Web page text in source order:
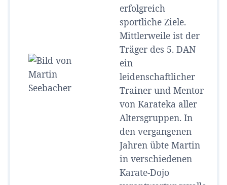
erfolgreich
sportliche Ziele.
Mittlerweile ist der
Träger des 5. DAN
ein
leidenschaftlicher
Trainer und Mentor
von Karateka aller
Altersgruppen. In
den vergangenen
Jahren übte Martin
in verschiedenen
Karate-Dojo